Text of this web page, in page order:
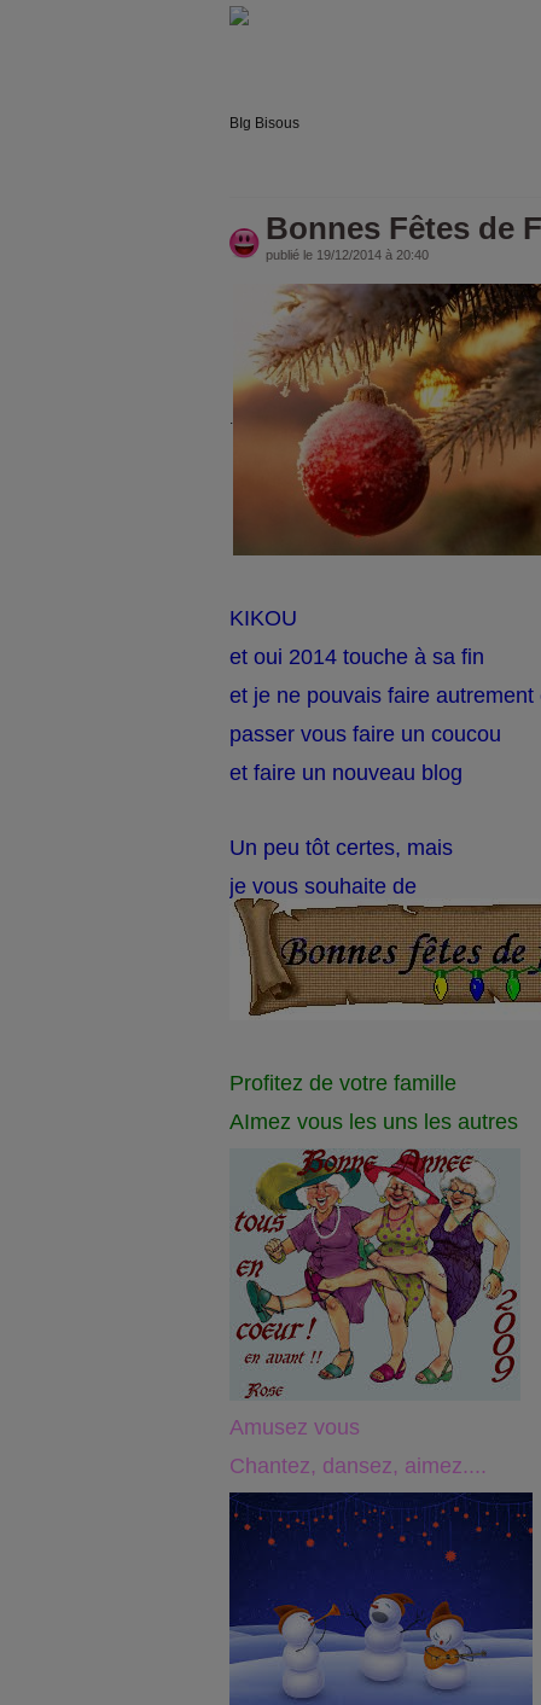
BIg Bisous
Bonnes Fêtes de
publié le 19/12/2014 à 20:40
KIKOU
et oui 2014 touche à sa fin
et je ne pouvais faire
passer vous faire un coucou
et faire un nouveau blog
Un peu tôt certes, mais
je vous souhaite de
Profitez de votre famille
AImez vous les uns les autres
Amusez vous
Chantez, dansez, aimez....